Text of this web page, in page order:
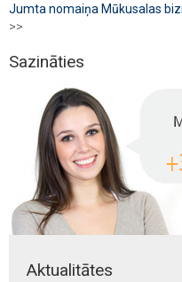
Jumta nomaiņa Mūkusalas
>>
Sazināties
Aktualitātes